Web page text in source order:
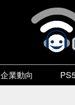
企業動向